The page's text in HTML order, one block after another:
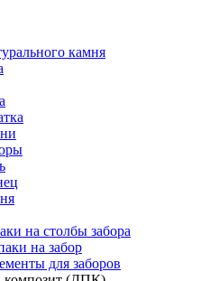
камня
на столбы забора
на забор
для заборов